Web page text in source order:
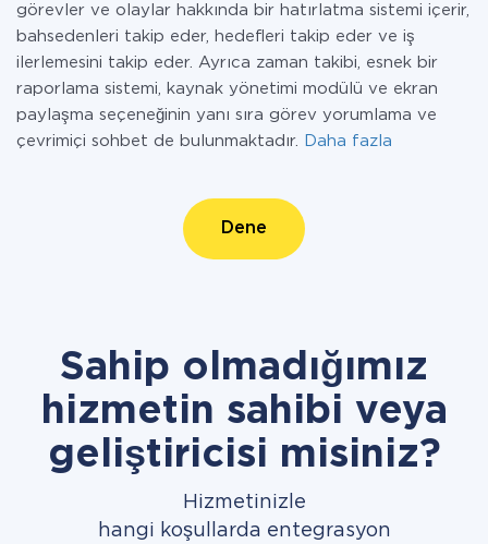
görevler ve olaylar hakkında bir hatırlatma sistemi içerir,
bahsedenleri takip eder, hedefleri takip eder ve iş
ilerlemesini takip eder. Ayrıca zaman takibi, esnek bir
raporlama sistemi, kaynak yönetimi modülü ve ekran
paylaşma seçeneğinin yanı sıra görev yorumlama ve
çevrimiçi sohbet de bulunmaktadır.
Daha fazla
Dene
Sahip olmadığımız
hizmetin sahibi veya
geliştiricisi misiniz?
Hizmetinizle
hangi koşullarda entegrasyon